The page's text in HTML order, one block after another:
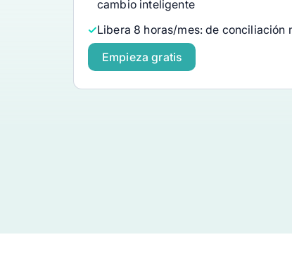
cambio inteligente
Libera 8 horas/mes: de conciliación
Empieza gratis